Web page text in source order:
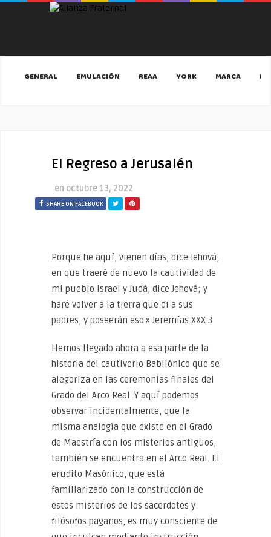
GENERAL EMULACIÓN REAA YORK MARCA
El Regreso a Jerusalén
en octubre 13, 2022
SHARE ON FACEBOOK
Porque he aquí, vienen días, dice Jehová,
en que traeré de nuevo la cautividad de
mi pueblo Israel y Judá, dice Jehová; y
haré volver a la tierra que di a sus
padres, y poseerán eso.» Jeremías XXX 3
Hemos llegado ahora a esa parte de la
historia del cautiverio Babilónico que se
alegoriza en las ceremonias finales del
Grado del Arco Real. Y aquí podemos
observar incidentalmente, que la
misma analogía que existe en el Grado
de Maestría con los misterios antiguos,
también se encuentra en el Arco Real. El
erudito Masónico, que está
familiarizado con la construcción de
estos misterios de los sacerdotes y
filósofos paganos, es muy consciente de